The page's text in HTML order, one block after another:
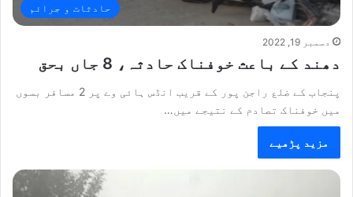
حادثات و جرائم
دسمبر 19, 2022
دھند کے باعث خوفناک حادثہ، 8 جاں بحق
پنجاب کے ضلع راجن پور کے قریب انڈس ہائی وے پر 2 مسافر بسوں
میں خوفناک تصادم کے نتیجے میں…
مزید پڑھیے